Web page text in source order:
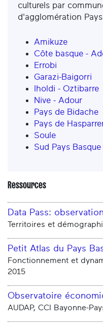
culturels par
d'agglomération Pays
Amikuze
Côte basque -
Errobi
Garazi-Baigorri
Iholdi - Oztibarre
Nive - Adour
Pays de Bidache
Pays de
Soule
Sud Pays Basque
Ressources
Data Pass:
Territoires et
Petit Atlas du Pays
Fonctionnement et
2015
Observatoire
AUDAP, CCI Bayonne-